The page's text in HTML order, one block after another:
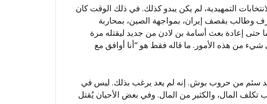
التمهيدية، لم يكن يبدو كذلك. في ذلك الوقت كان
وطالب بقصف إيران، بمواجهة الصين، بمحاربة
حتى إعادة بعث أسامة بن لادن من جديد ليقتله مرة
من هذه الأمور. ما قاله فقط هو “أنا أوافق مع
قد سئم من حروب بوش. إنه لم يعد يرغب بذلك. ليس في
تكلف المال، والكثير من المال. وفي بعض الأحيان يُقتل